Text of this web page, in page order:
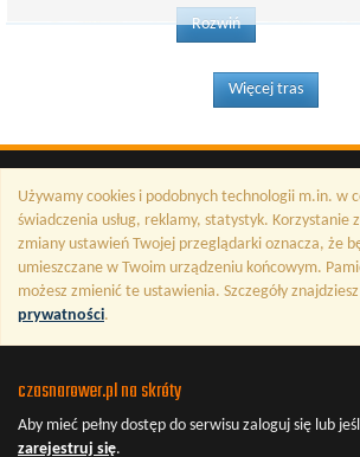
Rozwiń
Więcej tras
Używamy cookies i podobnych technologii m.in. w
świadczenia usług, reklamy, statystyk. Korzystanie
zmiany ustawień Twojej przeglądarki oznacza, że
umieszczane w Twoim urządzeniu końcowym.
możesz zmienić te ustawienia. Szczegóły
prywatności.
czasnarower.pl na skróty
Aby mieć pełny dostęp do serwisu zaloguj się lub
zarejestruj się.